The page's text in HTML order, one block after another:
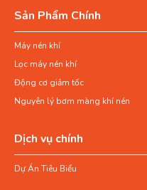
Sản Phẩm Chính
Máy nén khí
Lọc máy nén khí
Động cơ giảm tốc
Nguyên lý bơm màng khí nén
Dịch vụ chính
Dự Án Tiêu Biểu